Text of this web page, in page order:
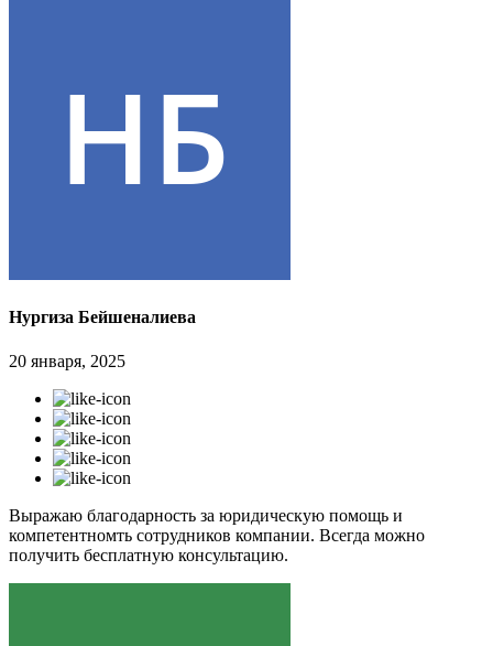
Нургиза Бейшеналиева
20 января, 2025
Выражаю благодарность за юридическую помощь и
компетентномть сотрудников компании. Всегда можно
получить бесплатную консультацию.